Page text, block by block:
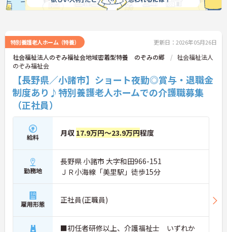
特別養護老人ホーム（特養） 更新日：2026年05月26日
社会福祉法人のぞみ福祉会地域密着型特養 のぞみの郷
社会福祉法人
のぞみ福祉会
【長野県／小諸市】ショート夜勤◎賞与・退職金
制度あり♪特別養護老人ホームでの介護職募集
（正社員）
給料 月収 17.9万円～23.9万円程度
勤務地
長野県 小諸市 大字和田966-151
ＪＲ小海線「美里駅」徒歩15分
雇用形態 正社員(正職員)
■初任者研修以上、介護福祉士 いずれか